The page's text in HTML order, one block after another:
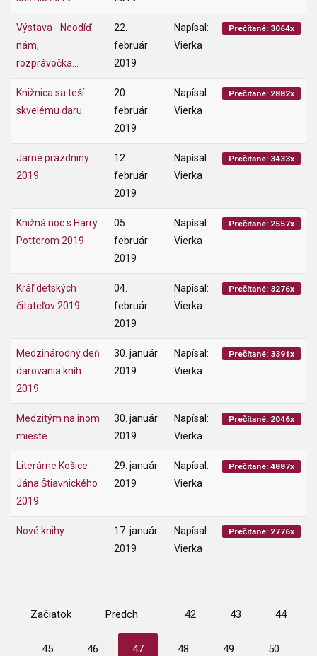
Výstava - Neodíď
nám,
rozprávočka...
22.
február
2019
Napísal:
Vierka
Prečítané: 3064x
Knižnica sa teší
skvelému daru
20.
február
2019
Napísal:
Vierka
Prečítané: 2882x
Jarné prázdniny
2019
12.
február
2019
Napísal:
Vierka
Prečítané: 3433x
Knižná noc s Harry
Potterom 2019
05.
február
2019
Napísal:
Vierka
Prečítané: 2557x
Kráľ detských
čitateľov 2019
04.
február
2019
Napísal:
Vierka
Prečítané: 3276x
Medzinárodný deň
darovania kníh
2019
30. január
2019
Napísal:
Vierka
Prečítané: 3391x
Medzitým na inom
mieste
30. január
2019
Napísal:
Vierka
Prečítané: 2046x
Literárne Košice
Jána Štiavnického
2019
29. január
2019
Napísal:
Vierka
Prečítané: 4887x
Nové knihy
17. január
2019
Napísal:
Vierka
Prečítané: 2776x
Začiatok Predch. 42 43 44
45 46 47 48 49 50